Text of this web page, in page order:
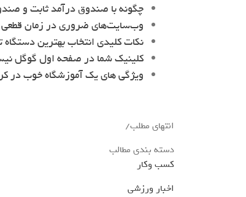
چگونه با صندوق درآمد ثابت و
وب‌سایت‌های ضروری در زمان قطعی
نکات کلیدی انتخاب بهترین دستگاه
کلینیک شما در صفحه اول گوگل
ویژگی های یک آموزشگاه خوب در
انتهای مطلب/
دسته بندی مطالب
کسب وکار
اخبار ورزشی